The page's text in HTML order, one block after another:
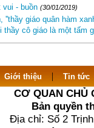
- buồn (30/01/2019)
giáo quân hàm
thầy cô giáo là một tấm
Giới thiệu | Tin tức
CƠ QUAN CHỦ
Bản quyền
Địa chỉ: Số 2